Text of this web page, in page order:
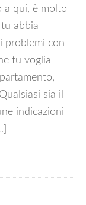
a qui, è molto
abbia
problemi con
tu voglia
sia il
indicazioni